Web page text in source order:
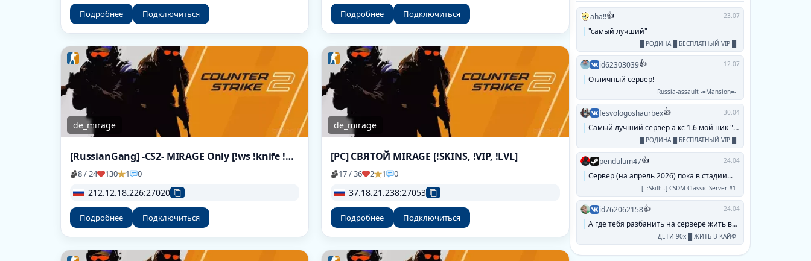
Подробнее Подключиться Подробнее Подключиться
de_mirage
[RussianGang] -CS2- MIRAGE Only [!ws !knife !gl !viptest]
8 / 24 130 1 0
212.12.18.226:27020
Подробнее Подключиться
de_mirage
[РС] СВЯТОЙ MIRAGE [!SKINS, !VIP, !LVL]
17 / 36 2 1 0
37.18.21.238:27053
Подробнее Подключиться
aha!!👍 23.07
"самый лучший"
█ РОДИНА █ БЕСПЛАТНЫЙ VIP █
id62303039👍 12.07
Отличный сервер!
Russia-assault -=Mansion=-
fesvologoshaurbex👍 30.04
Самый лучший сервер а кс 1.6 мой ник "паук...
█ РОДИНА █ БЕСПЛАТНЫЙ VIP █
pendulum47👍 24.04
Сервер (на апрель 2026) пока в стадии...
[..:Skill:..] CSDM Classic Server #1
id762062158👍 24.04
А где тебя разбанить на сервере жить в кайф...
ДЕТИ 90х █ ЖИТЬ В КАЙФ